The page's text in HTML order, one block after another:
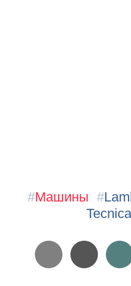
#Машины #
Tecnica